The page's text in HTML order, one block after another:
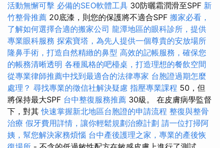
活動無懈可擊 必備的SEO軟體工具 30防曬霜潤滑至SPF 新
竹整骨推薦 20底漆，則您的保護將不適合SPF 搬家必看，
了解如何選擇合適的搬家公司 龍潭地區的眼科診所，提供
專業眼科服務 探索寶塔，為先人提供一個尊貴的安放場所
隆鼻手術，打造自然精緻的鼻型 高效的記帳服務，確保您
的帳務清晰透明 各種風格的吧檯桌，打造理想的餐飲空間
從專業律師推薦中找到最適合的法律專家 台胞證過期怎麼
處理？ 尋找專業的徵信社解決疑慮 指壓專業課程 50，但
將保持最大SPF 台中整復服務推薦 30級。 在皮膚病學監督
下，對其快速掌握新北地區台胞證的申請流程 整復與整骨
治療 假牙費用詳情，讓你輕鬆規劃治療計劃 請一位打掃阿
姨，幫您解決家務煩惱 台中產後護理之家，專業的產後恢